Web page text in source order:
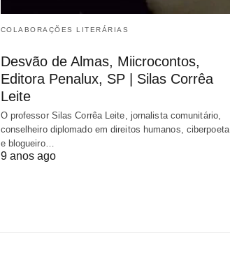
COLABORAÇÕES LITERÁRIAS
Desvão de Almas, Miicrocontos,
Editora Penalux, SP | Silas Corrêa
Leite
O professor Silas Corrêa Leite, jornalista comunitário,
conselheiro diplomado em direitos humanos, ciberpoeta
e blogueiro…
9 anos ago